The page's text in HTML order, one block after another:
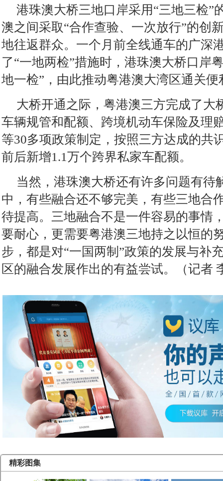
港珠澳大桥三地口岸采用“三地三检”
澳之间采取“合作查验、一次放行”的创
地往返群众。一个月前全线通车的广深
了“一地两检”措施时，港珠澳大桥口岸
地一检”，由此推动粤港澳大湾区通关
大桥开通之际，粤港澳三方完成了大
车辆规管和配额、跨境机动车保险及理
等30多项政策制定，按照三方达成的共
前后新增1.1万个跨界私家车配额。
当然，港珠澳大桥还有许多问题有待
中，有些融合还不够完美，有些三地合
待提高。三地融合不是一件容易的事情
要耐心，更需要粤港澳三地持之以恒的
步，都是对“一国两制”政策的发展与补
区的融合发展作出的有益尝试。（记者